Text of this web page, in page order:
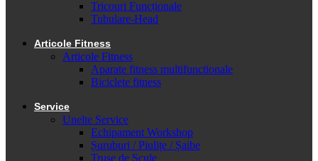
Tricouri Funcționale
Tubulare-Head
Articole Fitness
Articole Fitness
Aparate fitness multifunctionale
Biciclete fitness
Service
Unelte Service
Echipament Workshop
Șuruburi / Piulițe / Șaibe
Truse de Scule